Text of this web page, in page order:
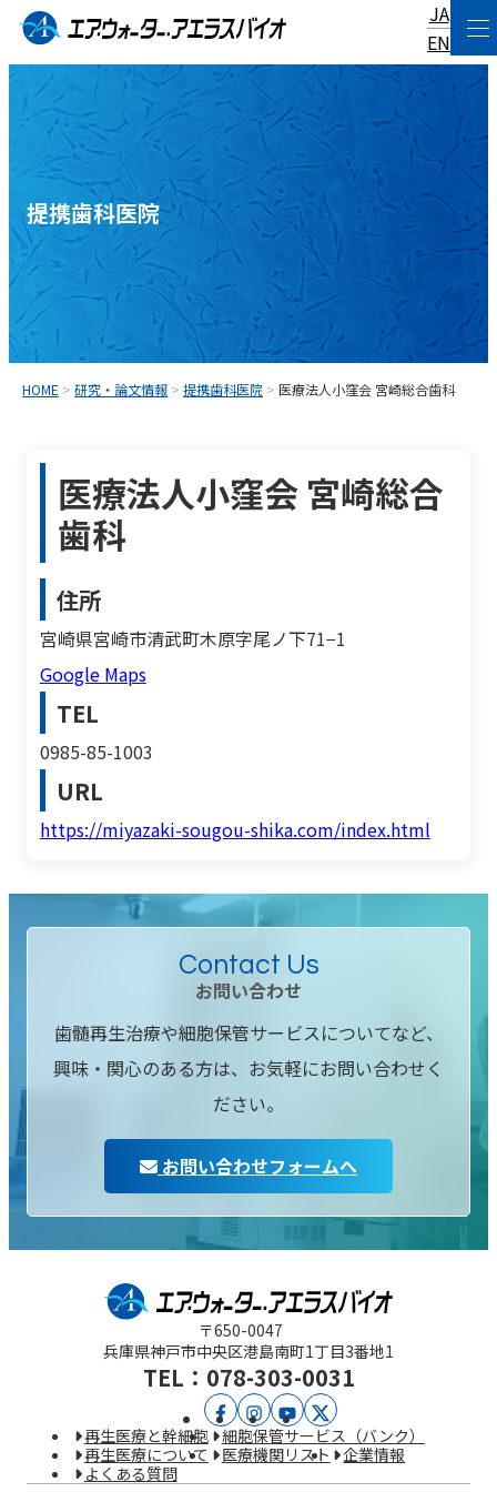
コ
ン
テ
ン
へ
ス
キ
ッ
プ
EN
JA
提携歯科医院
HOME >研究・論文情報 >提携歯科医院 >医療法人小窪会 宮崎総合歯科
医療法人小窪会 宮崎総合
歯科
住所
宮崎県宮崎市清武町木原字尾ノ下71−1
Google Maps
TEL
0985-85-1003
URL
https://miyazaki-sougou-shika.com/index.html
Contact Us
お問い合わせ
歯髄再生治療や細胞保管サービスについてなど、
興味・関心のある方は、お気軽にお問い合わせく
ださい。
お問い合わせフォームへ
〒650-0047
兵庫県神戸市中央区港島南町1丁目3番地1
TEL：078-303-0031
ア
エ
ア
エ
YouTube
X
再生医療と幹細胞
細胞保管サービス（バンク）
再生医療について
医療機関リスト
企業情報
よくある質問